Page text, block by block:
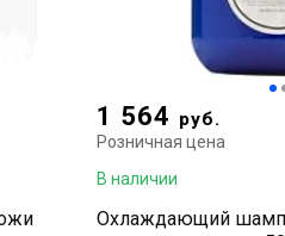
1 564 руб.
Розничная цена
В наличии
Охлаждающий